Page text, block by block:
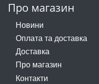
Про магазин
Новини
Оплата та доставка
Доставка
Про магазин
Контакти